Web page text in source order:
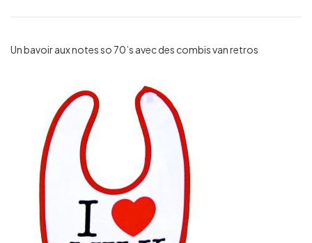
Un bavoir aux notes so 70’s avec des combis van retros